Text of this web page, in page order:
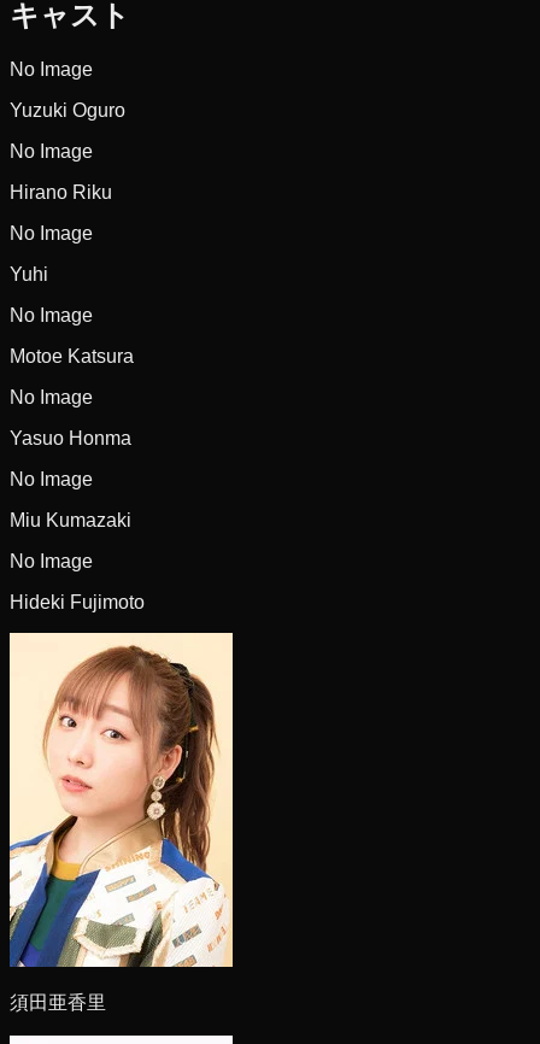
キャスト
No Image
Yuzuki Oguro
No Image
Hirano Riku
No Image
Yuhi
No Image
Motoe Katsura
No Image
Yasuo Honma
No Image
Miu Kumazaki
No Image
Hideki Fujimoto
須田亜香里